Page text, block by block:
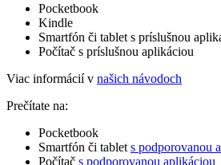
Pocketbook
Kindle
Smartfón či tablet s príslušnou
Počítač s príslušnou aplikáciou
Viac informácií v našich návodoch
Prečítate na:
Pocketbook
Smartfón či tablet s podporovanou
Počítač s podporovanou aplikáciou